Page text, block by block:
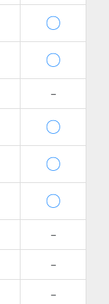
〇
〇
－
〇
〇
〇
－
－
－